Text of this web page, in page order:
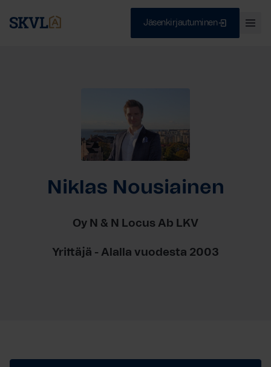
Jäsenkirjautuminen
Niklas Nousiainen
Oy N & N Locus Ab LKV
Yrittäjä - Alalla vuodesta 2003